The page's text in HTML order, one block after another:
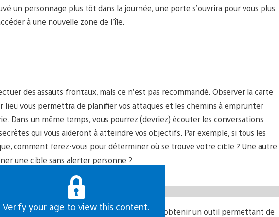
un personnage plus tôt dans la journée, une porte s’ouvrira pour vous plus
à une nouvelle zone de l’île.
des assauts frontaux, mais ce n’est pas recommandé. Observer la carte
lieu vous permettra de planifier vos attaques et les chemins à emprunter
Dans un même temps, vous pourrez (devriez) écouter les conversations
qui vous aideront à atteindre vos objectifs. Par exemple, si tous les
comment ferez-vous pour déterminer où se trouve votre cible ? Une autre
une cible sans alerter personne ?
Verify your age to view this content.
également en ligne de compte. Vous pourrez obtenir un outil permettant de